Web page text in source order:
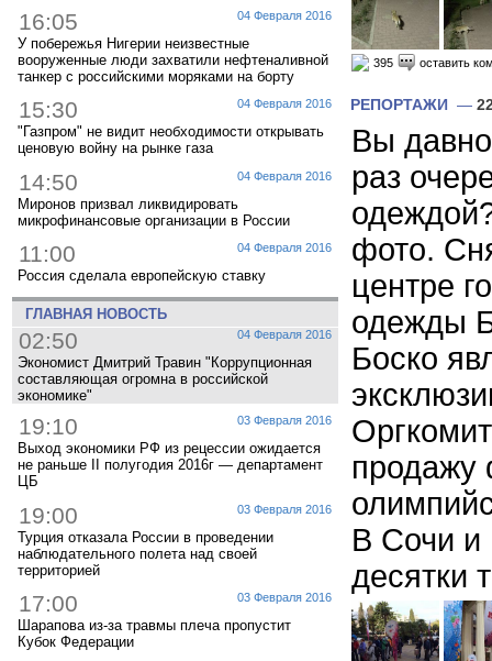
04 Февраля 2016
16:05
У побережья Нигерии неизвестные
вооруженные люди захватили нефтеналивной
танкер с российскими моряками на борту
04 Февраля 2016
15:30
"Газпром" не видит необходимости открывать
ценовую войну на рынке газа
04 Февраля 2016
14:50
Миронов призвал ликвидировать
микрофинансовые организации в России
04 Февраля 2016
11:00
Россия сделала европейскую ставку
ГЛАВНАЯ НОВОСТЬ
04 Февраля 2016
02:50
Экономист Дмитрий Травин "Коррупционная
составляющая огромна в российской
экономике"
03 Февраля 2016
19:10
Выход экономики РФ из рецессии ожидается
не раньше II полугодия 2016г — департамент
ЦБ
03 Февраля 2016
19:00
Турция отказала России в проведении
наблюдательного полета над своей
территорией
03 Февраля 2016
17:00
Шарапова из-за травмы плеча пропустит
Кубок Федерации
395 оставить
РЕПОРТАЖИ —
Вы
раз
фото.
центре
одежды
Боско
В Сочи и
десятки